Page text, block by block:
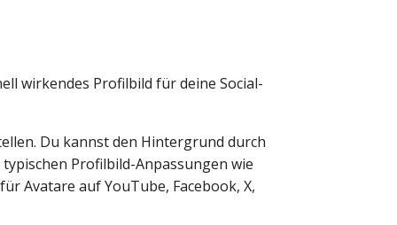
wirkendes Profilbild für deine Social-
Du kannst den Hintergrund durch
Profilbild-Anpassungen wie
Avatare auf YouTube, Facebook, X,